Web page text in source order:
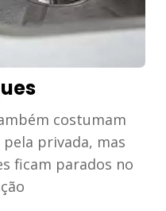
costumam
privada, mas
ficam parados no